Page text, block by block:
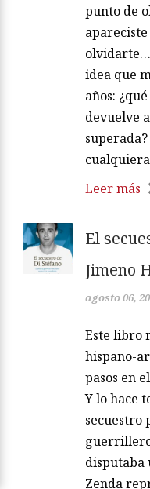
punto de
idea que
años:
devuelve
Leer más
El
Jimeno
agosto 06,
Este libro
hispano-
pasos en
Y lo hace
secuestro
disputaba
Zenda